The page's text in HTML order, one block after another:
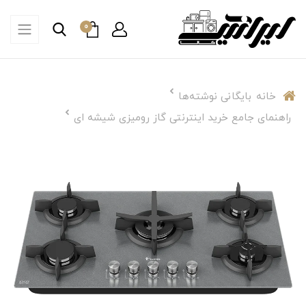
0
خانه بایگانی نوشته‌ها
راهنمای جامع خرید اینترنتی گاز رومیزی شیشه ای